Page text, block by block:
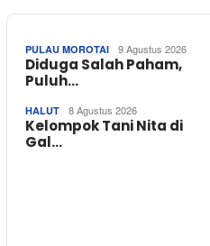
PULAU MOROTAI 9 Agustus 2026
Diduga Salah Paham,
Puluh…
HALUT 8 Agustus 2026
Kelompok Tani Nita di
Gal…